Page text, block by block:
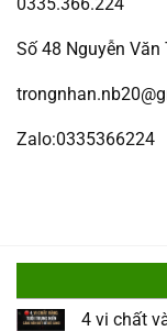
Số 48 Nguyễn Văn
Zalo:0335366224
4 vi chất